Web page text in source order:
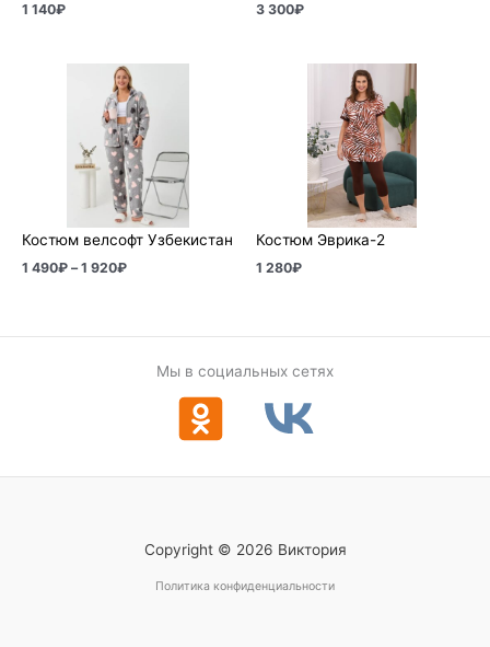
1 140₽ 3 300₽
Костюм велсофт Узбекистан
1 490₽ – 1 920₽
Диапазон
цен:
1
490₽
–
1
920₽
Костюм Эврика-2
1 280₽
Мы в социальных сетях
Copyright © 2026 Виктория
Политика конфиденциальности